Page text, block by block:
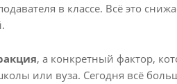
в классе. Всё это
, а конкретный фактор,
или вуза. Сегодня всё